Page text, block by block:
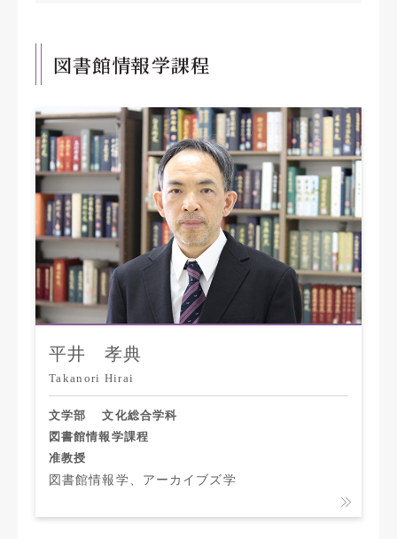
図書館情報学課程
平井 孝典
Takanori Hirai
文学部
文化総合学科
図書館情報学課程
准教授
図書館情報学、アーカイブズ学